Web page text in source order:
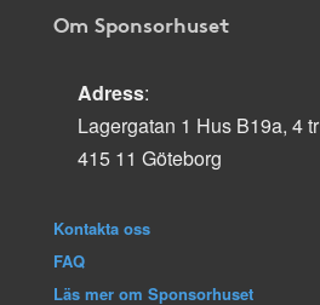
Om Sponsorhuset
Adress:
Lagergatan 1 Hus B19a, 4 tr
415 11 Göteborg
Kontakta oss
FAQ
Läs mer om Sponsorhuset